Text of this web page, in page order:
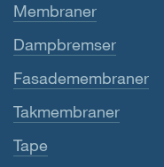
Membraner
Dampbremser
Fasademembraner
Takmembraner
Tape